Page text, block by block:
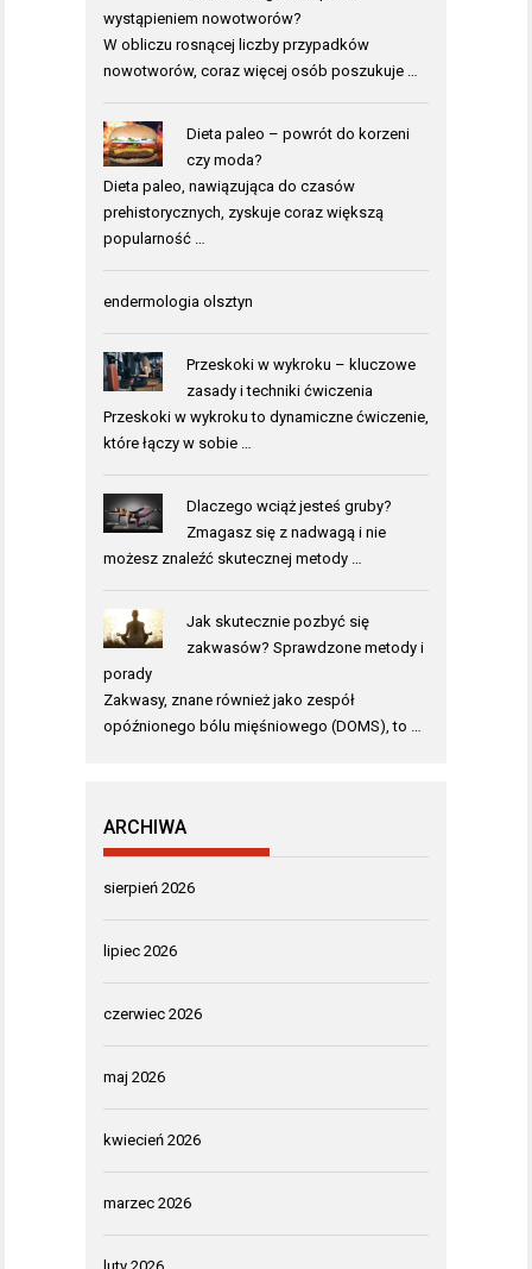
wystąpieniem nowotworów?
W obliczu rosnącej liczby przypadków
nowotworów, coraz więcej osób poszukuje …
Dieta paleo – powrót do korzeni
czy moda?
Dieta paleo, nawiązująca do czasów
prehistorycznych, zyskuje coraz większą
popularność …
endermologia olsztyn
Przeskoki w wykroku – kluczowe
zasady i techniki ćwiczenia
Przeskoki w wykroku to dynamiczne ćwiczenie,
które łączy w sobie …
Dlaczego wciąż jesteś gruby?
Zmagasz się z nadwagą i nie
możesz znaleźć skutecznej metody …
Jak skutecznie pozbyć się
zakwasów? Sprawdzone metody i
porady
Zakwasy, znane również jako zespół
opóźnionego bólu mięśniowego (DOMS), to …
ARCHIWA
sierpień 2026
lipiec 2026
czerwiec 2026
maj 2026
kwiecień 2026
marzec 2026